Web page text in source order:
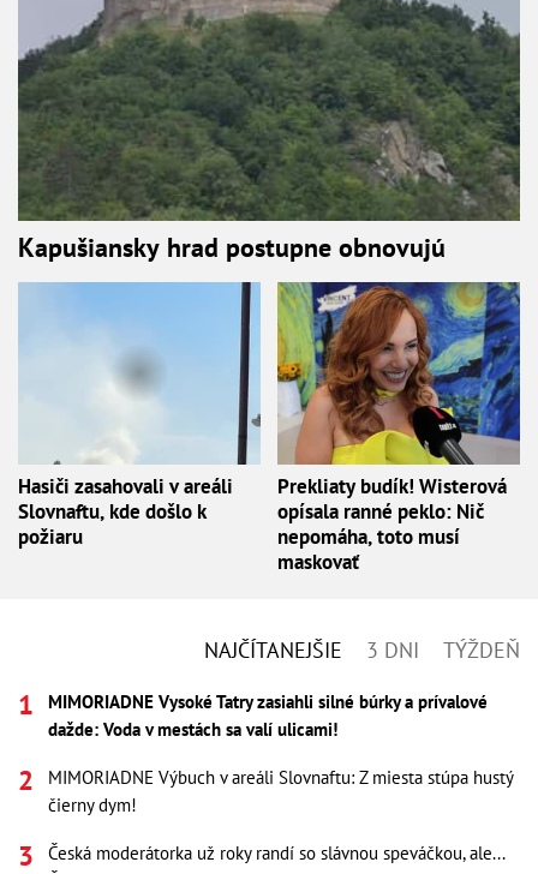
Kapušiansky hrad postupne obnovujú
Hasiči zasahovali v areáli
Slovnaftu, kde došlo k
požiaru
Prekliaty budík! Wisterová
opísala ranné peklo: Nič
nepomáha, toto musí
maskovať
NAJČÍTANEJŠIE 3 DNI TÝŽDEŇ
MIMORIADNE Vysoké Tatry zasiahli silné búrky a prívalové
dažde: Voda v mestách sa valí ulicami!
MIMORIADNE Výbuch v areáli Slovnaftu: Z miesta stúpa hustý
čierny dym!
Česká moderátorka už roky randí so slávnou speváčkou, ale...